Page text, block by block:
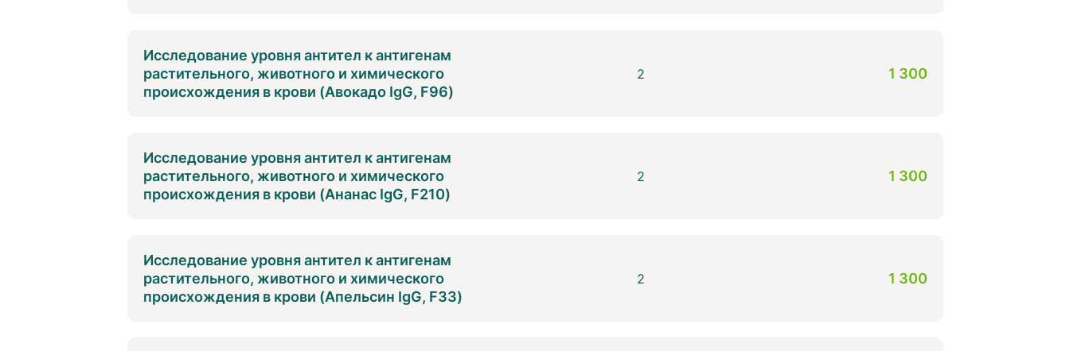
Исследование уровня антител к антигенам
растительного, животного и химического
происхождения в крови (Авокадо IgG, F96)
2 1 300
Исследование уровня антител к антигенам
растительного, животного и химического
происхождения в крови (Ананас IgG, F210)
2 1 300
Исследование уровня антител к антигенам
растительного, животного и химического
происхождения в крови (Апельсин IgG, F33)
2 1 300